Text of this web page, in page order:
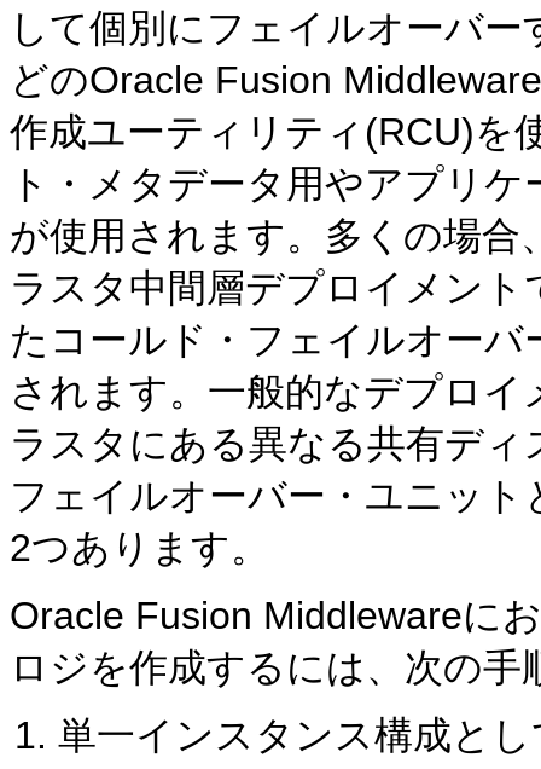
して個別にフェイルオーバ
どのOracle Fusion
作成ユーティリティ(RCU)を
ト・メタデータ用やアプリ
が使用されます。多くの場
ラスタ中間層デプロイメン
たコールド・フェイルオー
されます。一般的なデプロ
ラスタにある異なる共有デ
フェイルオーバー・ユニッ
2つあります。
Oracle Fusion Middlewareに
ロジを作成するには、次の手
単一インスタンス構成と